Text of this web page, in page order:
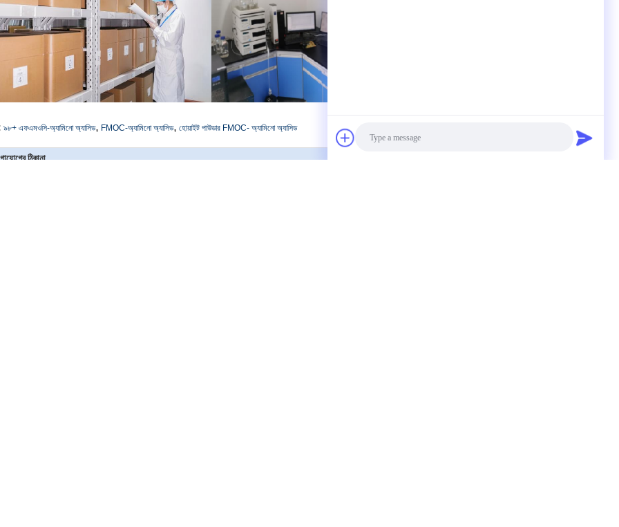
৯৮+ এফএমওসি-অ্যামিনো অ্যাসিড, FMOC-অ্যামিনো অ্যাসিড, হোয়াইট পাউডার FMOC- অ্যামিনো অ্যাসিড
ঠিকানা